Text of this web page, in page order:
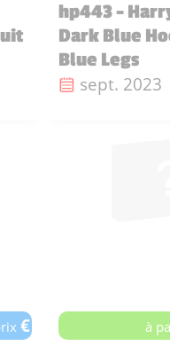
hp443 -
Dark Blue
Blue Legs
Date de
sept. 2023
€ à